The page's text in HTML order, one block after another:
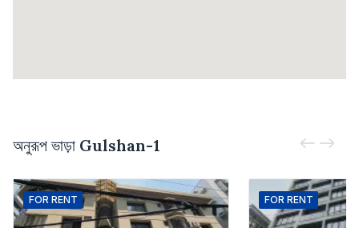
অনুরূপ ভাড়া Gulshan-1
FOR RENT FOR RENT